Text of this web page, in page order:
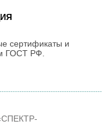
сертификаты и
ГОСТ РФ.